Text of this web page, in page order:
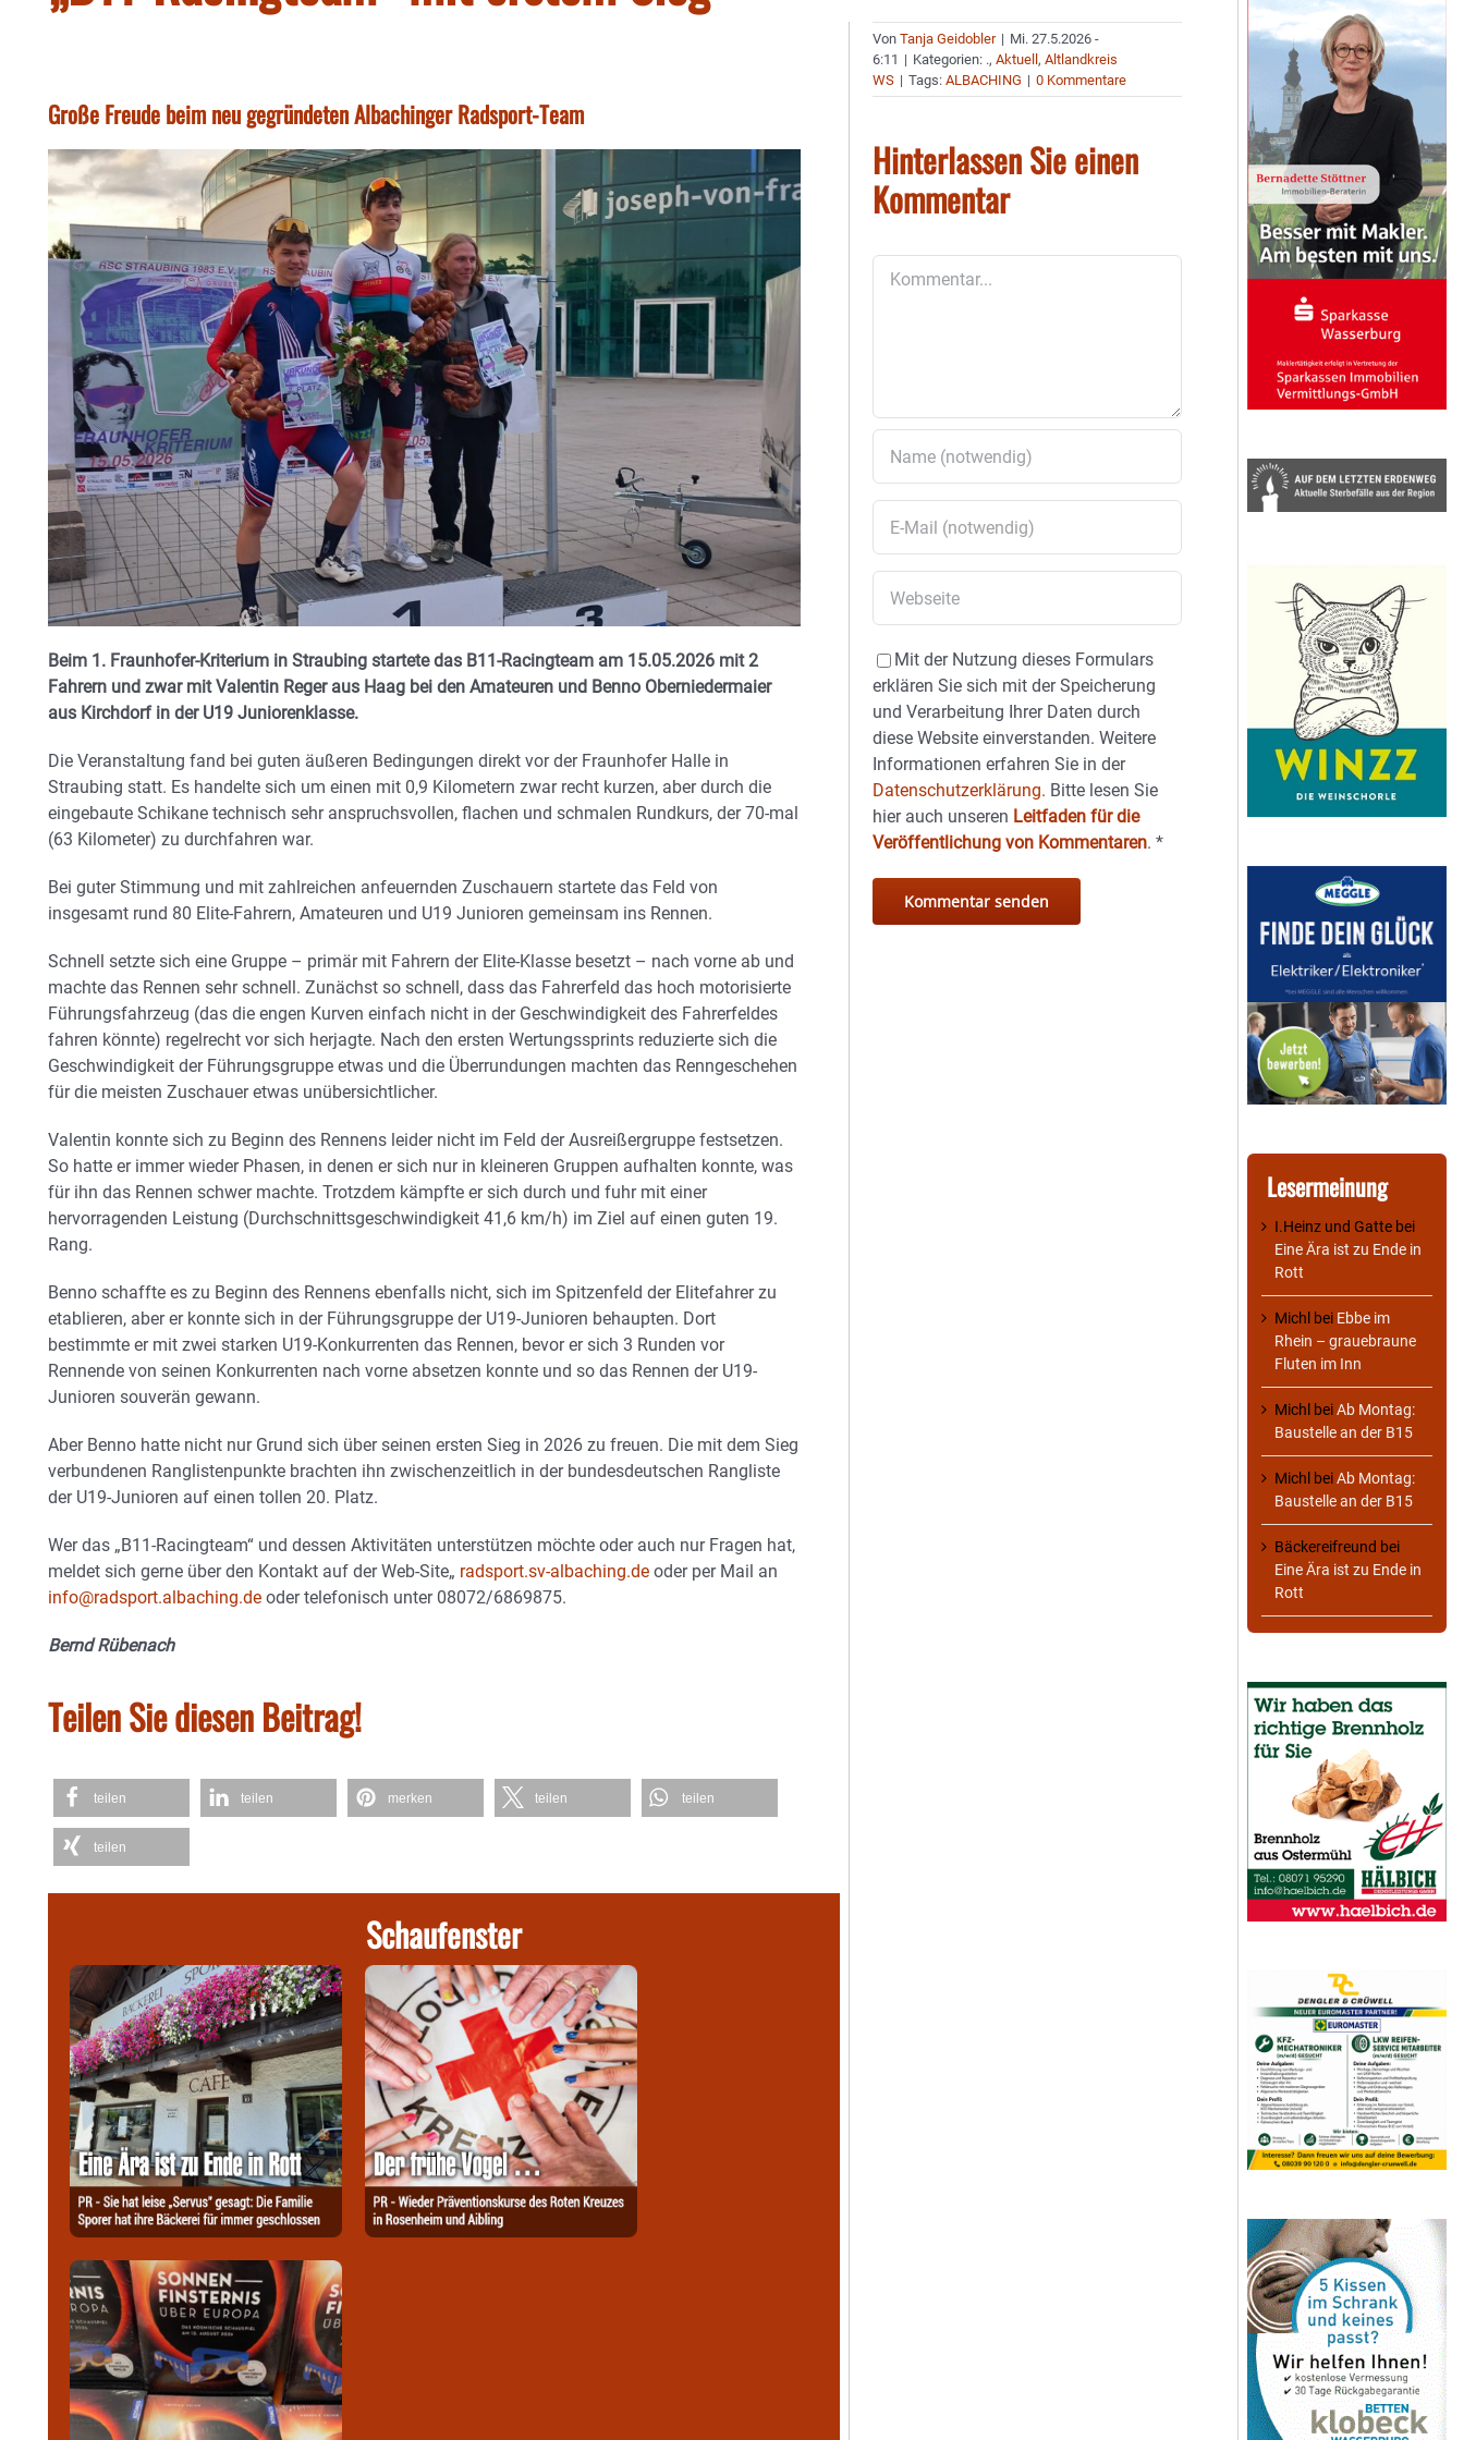
Große Freude beim neu gegründeten Albachinger Radsport-Team
Beim 1. Fraunhofer-Kriterium in Straubing startete das B11-Racingteam am 15.05.2026 mit 2
Fahrern und zwar mit Valentin Reger aus Haag bei den Amateuren und Benno Oberniedermaier
aus Kirchdorf in der U19 Juniorenklasse.
Die Veranstaltung fand bei guten äußeren Bedingungen direkt vor der Fraunhofer Halle in
Straubing statt. Es handelte sich um einen mit 0,9 Kilometern zwar recht kurzen, aber durch die
eingebaute Schikane technisch sehr anspruchsvollen, flachen und schmalen Rundkurs, der 70-mal
(63 Kilometer) zu durchfahren war.
Bei guter Stimmung und mit zahlreichen anfeuernden Zuschauern startete das Feld von
insgesamt rund 80 Elite-Fahrern, Amateuren und U19 Junioren gemeinsam ins Rennen.
Schnell setzte sich eine Gruppe – primär mit Fahrern der Elite-Klasse besetzt – nach vorne ab und
machte das Rennen sehr schnell. Zunächst so schnell, dass das Fahrerfeld das hoch motorisierte
Führungsfahrzeug (das die engen Kurven einfach nicht in der Geschwindigkeit des Fahrerfeldes
fahren könnte) regelrecht vor sich herjagte. Nach den ersten Wertungssprints reduzierte sich die
Geschwindigkeit der Führungsgruppe etwas und die Überrundungen machten das Renngeschehen
für die meisten Zuschauer etwas unübersichtlicher.
Valentin konnte sich zu Beginn des Rennens leider nicht im Feld der Ausreißergruppe festsetzen.
So hatte er immer wieder Phasen, in denen er sich nur in kleineren Gruppen aufhalten konnte, was
für ihn das Rennen schwer machte. Trotzdem kämpfte er sich durch und fuhr mit einer
hervorragenden Leistung (Durchschnittsgeschwindigkeit 41,6 km/h) im Ziel auf einen guten 19.
Rang.
Benno schaffte es zu Beginn des Rennens ebenfalls nicht, sich im Spitzenfeld der Elitefahrer zu
etablieren, aber er konnte sich in der Führungsgruppe der U19-Junioren behaupten. Dort
bestimmte er mit zwei starken U19-Konkurrenten das Rennen, bevor er sich 3 Runden vor
Rennende von seinen Konkurrenten nach vorne absetzen konnte und so das Rennen der U19-
Junioren souverän gewann.
Aber Benno hatte nicht nur Grund sich über seinen ersten Sieg in 2026 zu freuen. Die mit dem Sieg
verbundenen Ranglistenpunkte brachten ihn zwischenzeitlich in der bundesdeutschen Rangliste
der U19-Junioren auf einen tollen 20. Platz.
Wer das „B11-Racingteam“ und dessen Aktivitäten unterstützen möchte oder auch nur Fragen hat,
meldet sich gerne über den Kontakt auf der Web-Site„ radsport.sv-albaching.de oder per Mail an
info@radsport.albaching.de oder telefonisch unter 08072/6869875.
Bernd Rübenach
Teilen Sie diesen Beitrag!
teilen teilen merken teilen teilen
teilen
Schaufenster
VonTanja Geidobler | Mi. 27.5.2026 -
6:11 | Kategorien: .,Aktuell,Altlandkreis
WS | Tags:ALBACHING | 0 Kommentare
Hinterlassen Sie einen
Kommentar
Mit der Nutzung dieses Formulars
erklären Sie sich mit der Speicherung
und Verarbeitung Ihrer Daten durch
diese Website einverstanden. Weitere
Informationen erfahren Sie in der
Datenschutzerklärung. Bitte lesen Sie
hier auch unseren Leitfaden für die
Veröffentlichung von Kommentaren.*
Lesermeinung
I.Heinz und Gatte bei
Eine Ära ist zu Ende in
Rott
Michl bei Ebbe im
Rhein – grauebraune
Fluten im Inn
Michl beiAb Montag:
Baustelle an der B15
Michl beiAb Montag:
Baustelle an der B15
Bäckereifreund bei
Eine Ära ist zu Ende in
Rott